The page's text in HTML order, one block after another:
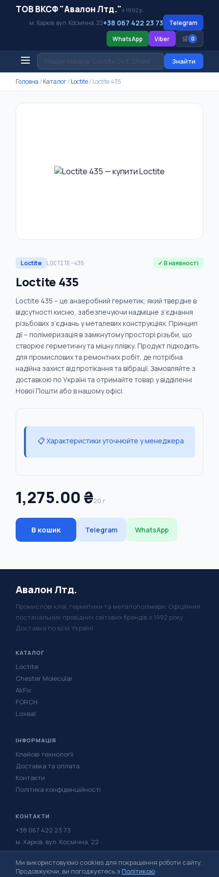
ТОВ ВКСФ "Авалон Лтд."з 1992 р.
м. Харків, вул. Космічна, 22+38 067 422 23 73
Telegram
WhatsApp
Viber 🛒 0
Знайти
Головна / Каталог/ Loctite/ Loctite 435
Loctite LOCTITE-435 ✓ В наявності
Loctite 435
Loctite 435 – це анаеробний герметик, який твердне в
відсутності кисню, забезпечуючи надміцне з’єднання
різьбових з’єднань у металевих конструкціях. Принцип
дії – полімеризація в замкнутому просторі різьби, що
створює герметичну та міцну плівку. Продукт підходить
для промислових та ремонтних робіт, де потрібна
надійна захист від протікання та вібрації. Замовляйте з
доставкою по Україні та отримайте товар у відділенні
Нової Пошти або в нашому офісі.
📋 Характеристики уточнюйте у менеджера
1,275.00 ₴20 г
В кошик Telegram WhatsApp
Авалон Лтд.
Промислові клеї, герметики та металополімери. Офіційний
постачальник провідних світових брендів з 1992 року.
Доставка по всій Україні.
КАТАЛОГ
Loctite
Chester Molecular
AkFix
FORCH
Loxeal
ІНФОРМАЦІЯ
Клейові технології
Доставка та оплата
Контакти
Політика конфіденційності
КОНТАКТИ
+38 067 422 23 73
м. Харків, вул. Космічна, 22
Написати в Telegram
Написати у Viber
Ми використовуємо cookies для покращення роботи сайту.
Продовжуючи, ви погоджуєтесь з Політикою